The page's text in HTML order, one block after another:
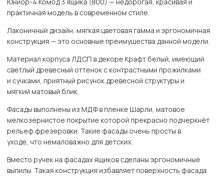
практичная модель в современном стиле.
Лаконичный дизайн, мягкая цветовая гамма и эргономичная
конструкция — это основные преимущества данной модели.
Материал корпуса ЛДСП в декоре Крафт белый, имеющий
светлый древесный оттенок с контрастными прожилками
и сучками, приятный рисунок древесной структуры и
мягкий матовый блик.
Фасады выполнены из МДФ в пленке Шарли, матовое
мелкозернистое покрытие которой прекрасно подчеркнёт
рельеф фрезеровки. Такие фасады очень просты в
уходе, что немаловажно для детских.
Вместо ручек на фасадах ящиков сделаны эргономичные
выпилы. Такая конструкция избавляет поверхность фасада